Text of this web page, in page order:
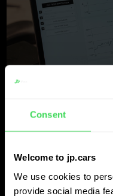
Consent
Welcome to jp.cars
We use cookies to
provide social media
House of Cars travaille avec
Ce que la
réalité des